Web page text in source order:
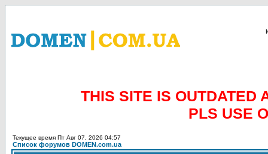
THIS SITE IS OUTDATED
PLS USE
Текущее время Пт Авг 07, 2026 04:57
Список форумов DOMEN.com.ua